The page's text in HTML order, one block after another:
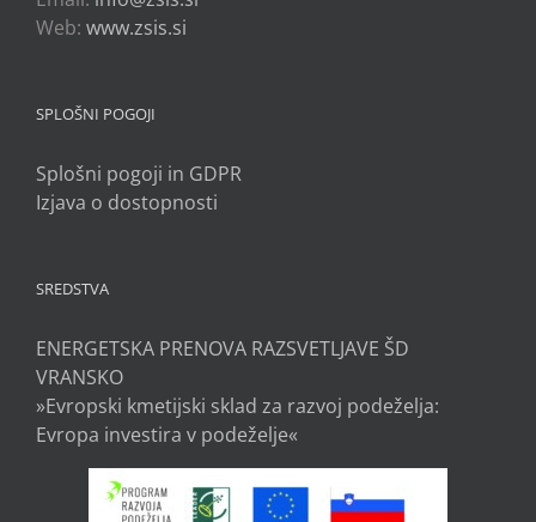
Web: www.zsis.si
SPLOŠNI POGOJI
Splošni pogoji in GDPR
Izjava o dostopnosti
SREDSTVA
ENERGETSKA PRENOVA RAZSVETLJAVE ŠD
VRANSKO
»Evropski kmetijski sklad za razvoj podeželja:
Evropa investira v podeželje«